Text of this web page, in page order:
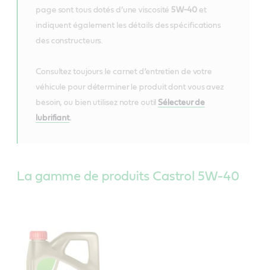
page sont tous dotés d’une viscosité 5W-40et
indiquent également les détails des spécifications
des constructeurs.
Consultez toujours le carnet d’entretien de votre
véhicule pour déterminer le produit dont vous avez
besoin, ou bien utilisez notre outil Sélecteur de
lubrifiant.
La gamme de produits Castrol 5W-40